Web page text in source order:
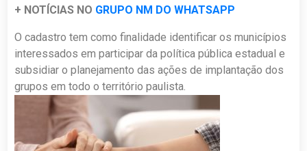
+ NOTÍCIAS NO GRUPO NM DO WHATSAPP
O cadastro tem como finalidade identificar os municípios
interessados em participar da política pública estadual e
subsidiar o planejamento das ações de implantação dos
grupos em todo o território paulista.